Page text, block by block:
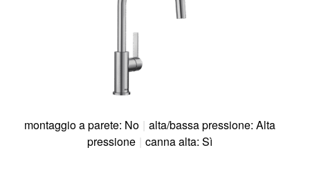
montaggio a parete: No | alta/bassa pressione: Alta
pressione | canna alta: Sì